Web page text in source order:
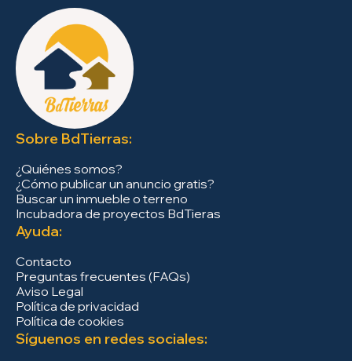
Sobre BdTierras:
¿Quiénes somos?
¿Cómo publicar un anuncio gratis?
Buscar un inmueble o terreno
Incubadora de proyectos BdTieras
Ayuda:
Contacto
Preguntas frecuentes (FAQs)
Aviso Legal
Política de privacidad
Política de cookies
Síguenos en redes sociales: